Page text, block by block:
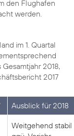
den Flughafen
werden.
im 1. Quartal
2018,
2017
Ausblick für 2018
Weitgehend stabil